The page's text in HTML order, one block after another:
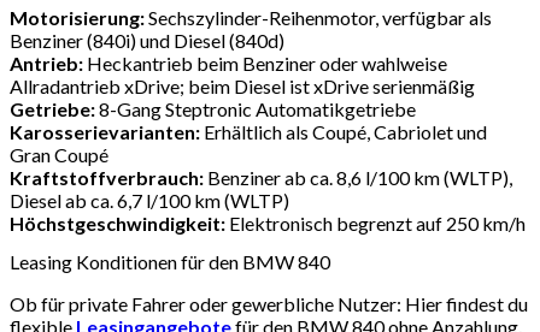
Motorisierung:Sechszylinder-Reihenmotor, verfügbar als
Benziner (840i) und Diesel (840d)
Antrieb: Heckantrieb beim Benziner oder wahlweise
Allradantrieb xDrive; beim Diesel ist xDrive serienmäßig
Getriebe:8-Gang Steptronic Automatikgetriebe
Karosserievarianten: Erhältlich als Coupé, Cabriolet und
Gran Coupé
Kraftstoffverbrauch: Benziner ab ca. 8,6 l/100 km (WLTP),
Diesel ab ca. 6,7 l/100 km (WLTP)
Höchstgeschwindigkeit: Elektronisch begrenzt auf 250 km/h
Leasing Konditionen für den BMW 840
Ob für private Fahrer oder gewerbliche Nutzer: Hier findest du
flexible Leasingangebotefür den BMW 840 ohne Anzahlung.